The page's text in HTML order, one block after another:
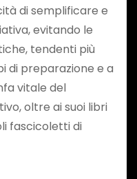
di semplificare e
evitando le
tendenti più
di preparazione e a
vitale del
oltre ai suoi libri
fascicoletti di